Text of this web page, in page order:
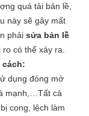
quá tải bản lề,
này sẽ gây mất
phải sửa bản lề
có thể xảy ra.
cách:
dụng đóng mở
mạnh,… Tất cả
bị cong, lệch làm